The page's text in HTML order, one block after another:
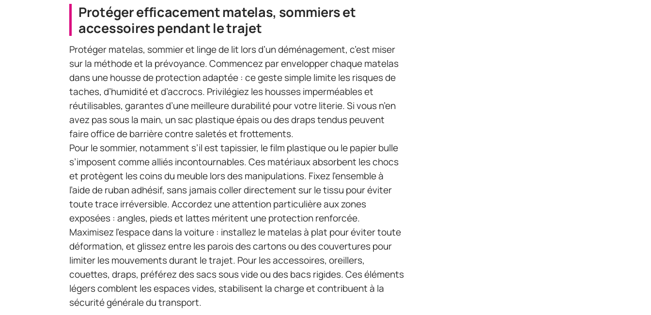
Protéger efficacement matelas, sommiers et
accessoires pendant le trajet
Protéger matelas, sommier et linge de lit lors d’un déménagement, c’est miser
sur la méthode et la prévoyance. Commencez par envelopper chaque matelas
dans une housse de protection adaptée : ce geste simple limite les risques de
taches, d’humidité et d’accrocs. Privilégiez les housses imperméables et
réutilisables, garantes d’une meilleure durabilité pour votre literie. Si vous n’en
avez pas sous la main, un sac plastique épais ou des draps tendus peuvent
faire office de barrière contre saletés et frottements.
Pour le sommier, notamment s’il est tapissier, le film plastique ou le papier bulle
s’imposent comme alliés incontournables. Ces matériaux absorbent les chocs
et protègent les coins du meuble lors des manipulations. Fixez l’ensemble à
l’aide de ruban adhésif, sans jamais coller directement sur le tissu pour éviter
toute trace irréversible. Accordez une attention particulière aux zones
exposées : angles, pieds et lattes méritent une protection renforcée.
Maximisez l’espace dans la voiture : installez le matelas à plat pour éviter toute
déformation, et glissez entre les parois des cartons ou des couvertures pour
limiter les mouvements durant le trajet. Pour les accessoires, oreillers,
couettes, draps, préférez des sacs sous vide ou des bacs rigides. Ces éléments
légers comblent les espaces vides, stabilisent la charge et contribuent à la
sécurité générale du transport.